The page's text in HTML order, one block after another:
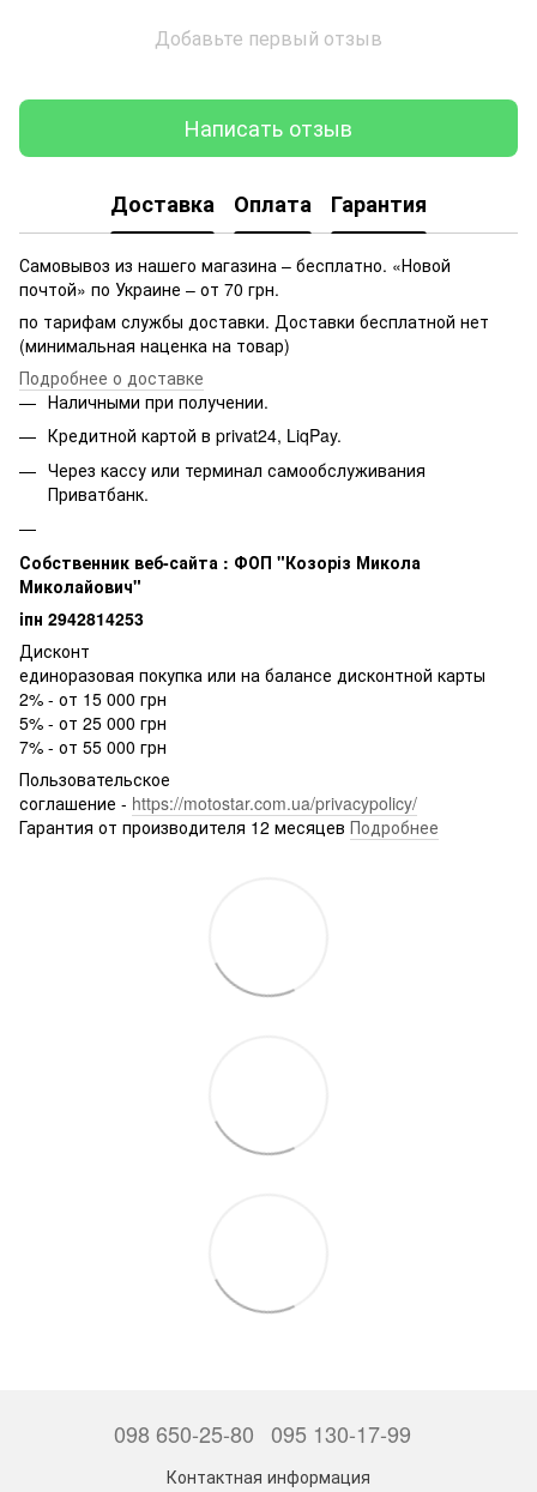
Добавьте первый отзыв
Написать отзыв
Доставка Оплата Гарантия
Самовывоз из нашего магазина – бесплатно. «Новой
почтой» по Украине – от 70 грн.
по тарифам службы доставки. Доставки бесплатной нет
(минимальная наценка на товар)
Подробнее о доставке
Наличными при получении.
Кредитной картой в privat24, LiqPay.
Через кассу или терминал самообслуживания
Приватбанк.
Собственник веб-сайта : ФОП "Козоріз Микола
Миколайович"
iпн 2942814253
Дисконт
единоразовая покупка или на балансе дисконтной карты
2% - от 15 000 грн
5% - от 25 000 грн
7% - от 55 000 грн
Пользовательское
соглашение - https://motostar.com.ua/privacypolicy/
Гарантия от производителя 12 месяцев Подробнее
098 650-25-80 095 130-17-99
Контактная информация